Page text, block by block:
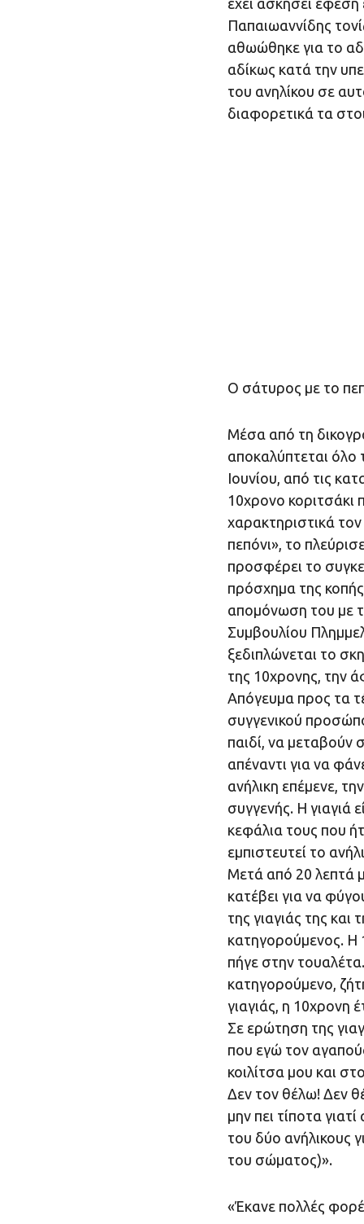
Παπαιωαννίδης
αθωώθηκε για το
αδίκως κατά την
του ανηλίκου σε
διαφορετικά τα
Ο σάτυρος με το
Μέσα από τη
αποκαλύπτεται όλο
Ιουνίου, από τις
10χρονο
χαρακτηριστικά
πεπόνι», το
προσφέρει το
πρόσχημα της
απομόνωση του με
Συμβουλίου
ξεδιπλώνεται το
της 10χρονης, την
Απόγευμα προς τα
συγγενικού
παιδί, να μεταβούν
απέναντι για να
ανήλικη επέμενε,
συγγενής. Η γιαγιά
κεφάλια τους που
εμπιστευτεί το
Μετά από 20 λεπτά
κατέβει για να
της γιαγιάς της
κατηγορούμενος. Η
πήγε στην
κατηγορούμενο,
γιαγιάς, η 10χρονη
Σε ερώτηση της
που εγώ τον
κοιλίτσα μου και
Δεν τον θέλω! Δεν
μην πει τίποτα
του δύο ανήλικους
του σώματος)».
«Έκανε πολλές